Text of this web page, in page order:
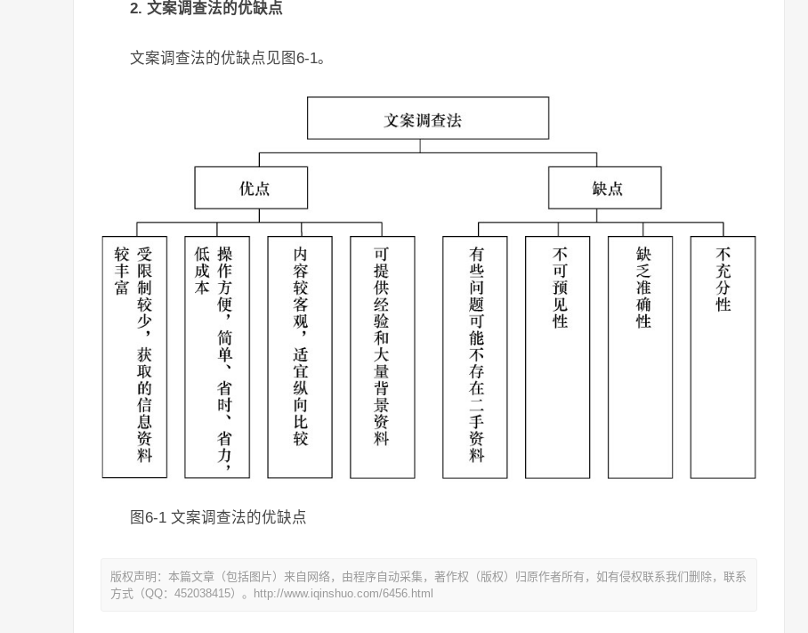
2. 文案调查法的优缺点
文案调查法的优缺点见图6-1。
图6-1 文案调查法的优缺点
版权声明：本篇文章（包括图片）来自网络，由程序自动采集，著作权（版权）归原作者所有，如有侵权联系我们删除，联系
方式（QQ：452038415）。http://www.iqinshuo.com/6456.html